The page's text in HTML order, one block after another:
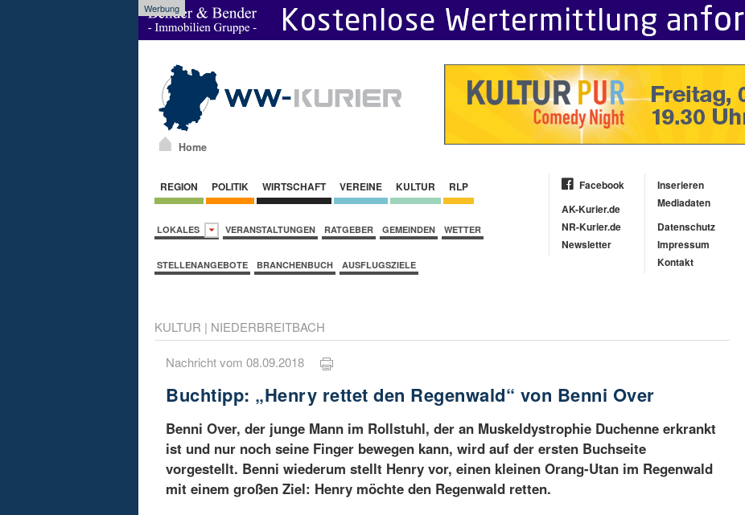
Werbung
Home
REGION POLITIK WIRTSCHAFT VEREINE KULTUR RLP
LOKALES VERANSTALTUNGEN RATGEBER GEMEINDEN WETTER
STELLENANGEBOTE BRANCHENBUCH AUSFLUGSZIELE
Facebook
AK-Kurier.de
NR-Kurier.de
Newsletter
Inserieren
Mediadaten
Datenschutz
Impressum
Kontakt
KULTUR | NIEDERBREITBACH
Nachricht vom 08.09.2018
Buchtipp: „Henry rettet den Regenwald“ von Benni Over
Benni Over, der junge Mann im Rollstuhl, der an Muskeldystrophie Duchenne erkrankt
ist und nur noch seine Finger bewegen kann, wird auf der ersten Buchseite
vorgestellt. Benni wiederum stellt Henry vor, einen kleinen Orang-Utan im Regenwald
mit einem großen Ziel: Henry möchte den Regenwald retten.